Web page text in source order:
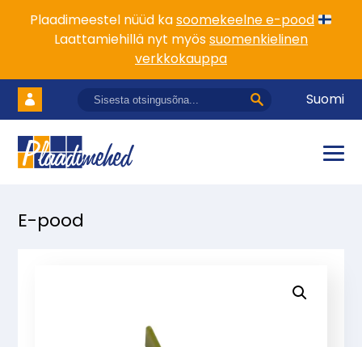
Plaadimeestel nüüd kasoomekeelne e-pood
Laattamiehillä nyt myössuomenkielinen
verkkokauppa
Suomi
E-pood